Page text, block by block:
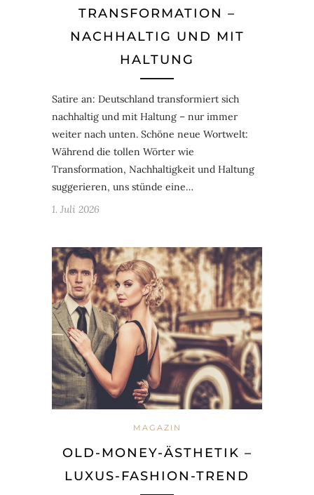
TRANSFORMATION –
NACHHALTIG UND MIT
HALTUNG
Satire an: Deutschland transformiert sich
nachhaltig und mit Haltung – nur immer
weiter nach unten. Schöne neue Wortwelt:
Während die tollen Wörter wie
Transformation, Nachhaltigkeit und Haltung
suggerieren, uns stünde eine…
1. Juli 2026
MAGAZIN
OLD-MONEY-ÄSTHETIK –
LUXUS-FASHION-TREND